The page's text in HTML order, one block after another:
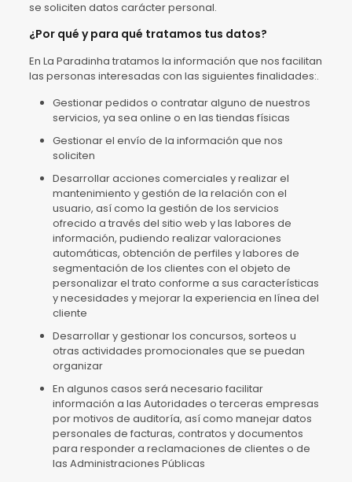
se soliciten datos carácter personal.
¿Por qué y para qué tratamos tus datos?
En La Paradinha tratamos la información que nos facilitan
las personas interesadas con las siguientes finalidades:.
Gestionar pedidos o contratar alguno de nuestros
servicios, ya sea online o en las tiendas físicas
Gestionar el envío de la información que nos
soliciten
Desarrollar acciones comerciales y realizar el
mantenimiento y gestión de la relación con el
usuario, así como la gestión de los servicios
ofrecido a través del sitio web y las labores de
información, pudiendo realizar valoraciones
automáticas, obtención de perfiles y labores de
segmentación de los clientes con el objeto de
personalizar el trato conforme a sus características
y necesidades y mejorar la experiencia en línea del
cliente
Desarrollar y gestionar los concursos, sorteos u
otras actividades promocionales que se puedan
organizar
En algunos casos será necesario facilitar
información a las Autoridades o terceras empresas
por motivos de auditoría, así como manejar datos
personales de facturas, contratos y documentos
para responder a reclamaciones de clientes o de
las Administraciones Públicas